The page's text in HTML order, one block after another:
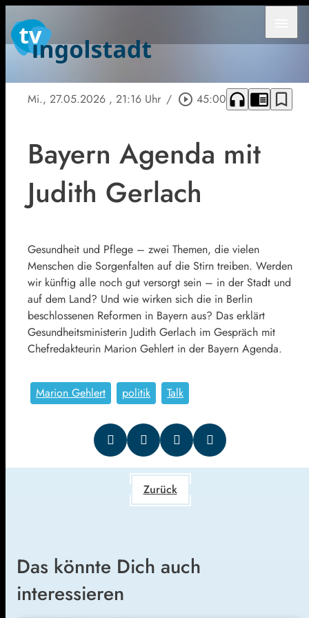
Mi., 27.05.2026 , 21:16 Uhr / play_circle_outline 45:00 headphones chrome_reader_mode bookmark_border
Bayern Agenda mit
Judith Gerlach
Gesundheit und Pflege – zwei Themen, die vielen
Menschen die Sorgenfalten auf die Stirn treiben. Werden
wir künftig alle noch gut versorgt sein – in der Stadt und
auf dem Land? Und wie wirken sich die in Berlin
beschlossenen Reformen in Bayern aus? Das erklärt
Gesundheitsministerin Judith Gerlach im Gespräch mit
Chefredakteurin Marion Gehlert in der Bayern Agenda.
Marion Gehlert politik Talk
Zurück
Das könnte Dich auch
interessieren